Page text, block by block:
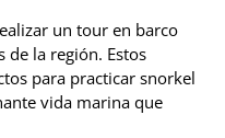
un tour en barco
de la región. Estos
para practicar snorkel
vida marina que